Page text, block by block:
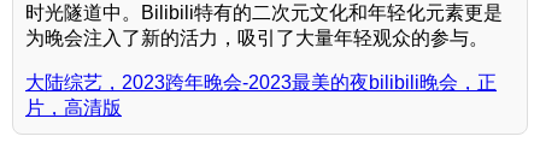
时光隧道中。Bilibili特有的二次元文化和年轻化元素更是
为晚会注入了新的活力，吸引了大量年轻观众的参与。
大陆综艺，2023跨年晚会-2023最美的夜bilibili晚会，正
片，高清版